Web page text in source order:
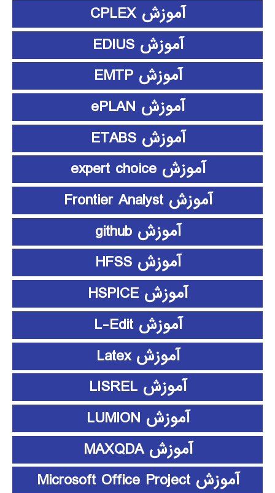
آموزش CPLEX
آموزش EDIUS
آموزش EMTP
آموزش ePLAN
آموزش ETABS
آموزش expert choice
آموزش Frontier Analyst
آموزش github
آموزش HFSS
آموزش HSPICE
آموزش L-Edit
آموزش Latex
آموزش LISREL
آموزش LUMION
آموزش MAXQDA
آموزش Microsoft Office Project